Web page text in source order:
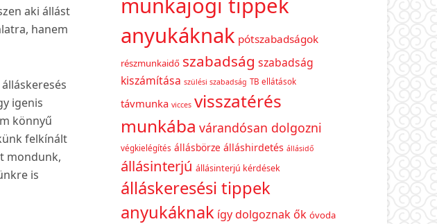
aki állást
hanem
igenis
könnyű
felkínált
mondunk,
is
anyukáknak pótszabadságok
részmunkaidő szabadság szabadság
kiszámítása szülési szabadság TB ellátások
távmunka vicces visszatérés
munkába várandósan dolgozni
végkielégítés állásbörze álláshirdetés állásidő
állásinterjú állásinterjú kérdések
álláskeresési tippek
anyukáknak így dolgoznak ők óvoda